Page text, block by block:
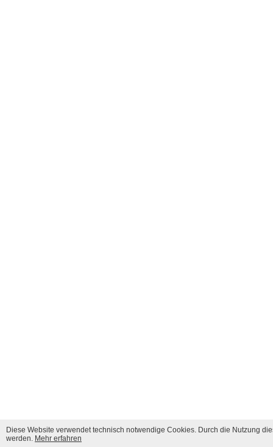
Diese Website verwendet technisch notwendige Cookies. Durch die Nutzung
werden. Mehr erfahren